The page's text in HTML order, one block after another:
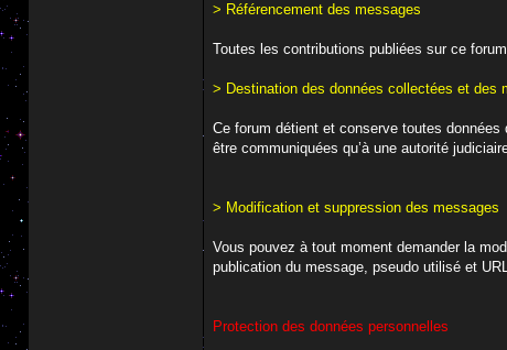
> Référencement des messages
Toutes les contributions publiées sur ce
> Destination des données collectées et des
Ce forum détient et conserve toutes
être communiquées qu’à une autorité
> Modification et suppression des messages
Vous pouvez à tout moment demander la
publication du message, pseudo utilisé et
Protection des données personnelles